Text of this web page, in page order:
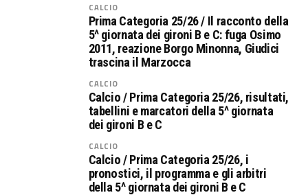
CALCIO
Prima Categoria 25/26 / Il racconto della
5^ giornata dei gironi B e C: fuga Osimo
2011, reazione Borgo Minonna, Giudici
trascina il Marzocca
CALCIO
Calcio / Prima Categoria 25/26, risultati,
tabellini e marcatori della 5^ giornata
dei gironi B e C
CALCIO
Calcio / Prima Categoria 25/26, i
pronostici, il programma e gli arbitri
della 5^ giornata dei gironi B e C